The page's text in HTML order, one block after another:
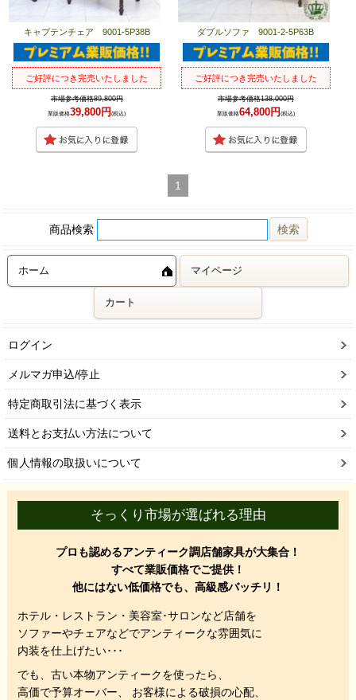
キャプテンチェア 9001-5P38B
ご好評につき完売いたしました
市場参考価格89,800円
業販価格39,800円(税込)
ダブルソファ 9001-2-5P63B
ご好評につき完売いたしました
市場参考価格138,000円
業販価格64,800円 (税込)
1
商品検索
ホーム マイページ
カート
ログイン
メルマガ申込/停止
特定商取引法に基づく表示
送料とお支払い方法について
個人情報の取扱いについて
そっくり市場が選ばれる理由
プロも認めるアンティーク調店舗家具が大集合！
すべて業販価格でご提供！
他にはない低価格でも、高級感バッチリ！
ホテル・レストラン・美容室･サロンなど店舗を
ソファーやチェアなどでアンティークな雰囲気に
内装を仕上げたい･･･
でも、 古い本物アンティークを使ったら、
高価で予算オーバー、 お客様による破損の心配、